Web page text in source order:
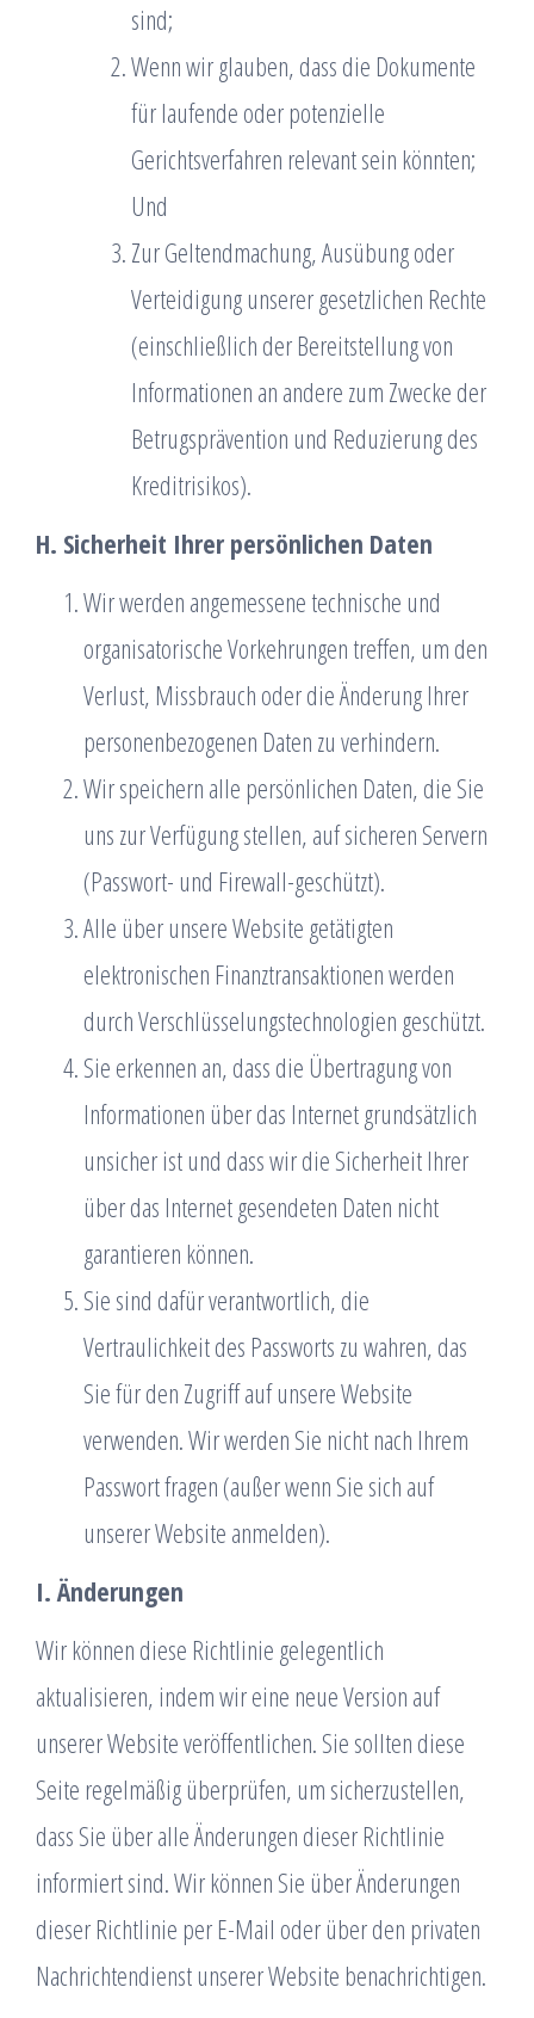
sind;
Wenn wir glauben, dass die Dokumente
für laufende oder potenzielle
Gerichtsverfahren relevant sein könnten;
Und
Zur Geltendmachung, Ausübung oder
Verteidigung unserer gesetzlichen Rechte
(einschließlich der Bereitstellung von
Informationen an andere zum Zwecke der
Betrugsprävention und Reduzierung des
Kreditrisikos).
H. Sicherheit Ihrer persönlichen Daten
Wir werden angemessene technische und
organisatorische Vorkehrungen treffen, um den
Verlust, Missbrauch oder die Änderung Ihrer
personenbezogenen Daten zu verhindern.
Wir speichern alle persönlichen Daten, die Sie
uns zur Verfügung stellen, auf sicheren Servern
(Passwort- und Firewall-geschützt).
Alle über unsere Website getätigten
elektronischen Finanztransaktionen werden
durch Verschlüsselungstechnologien geschützt.
Sie erkennen an, dass die Übertragung von
Informationen über das Internet grundsätzlich
unsicher ist und dass wir die Sicherheit Ihrer
über das Internet gesendeten Daten nicht
garantieren können.
Sie sind dafür verantwortlich, die
Vertraulichkeit des Passworts zu wahren, das
Sie für den Zugriff auf unsere Website
verwenden. Wir werden Sie nicht nach Ihrem
Passwort fragen (außer wenn Sie sich auf
unserer Website anmelden).
I. Änderungen
Wir können diese Richtlinie gelegentlich
aktualisieren, indem wir eine neue Version auf
unserer Website veröffentlichen. Sie sollten diese
Seite regelmäßig überprüfen, um sicherzustellen,
dass Sie über alle Änderungen dieser Richtlinie
informiert sind. Wir können Sie über Änderungen
dieser Richtlinie per E-Mail oder über den privaten
Nachrichtendienst unserer Website benachrichtigen.